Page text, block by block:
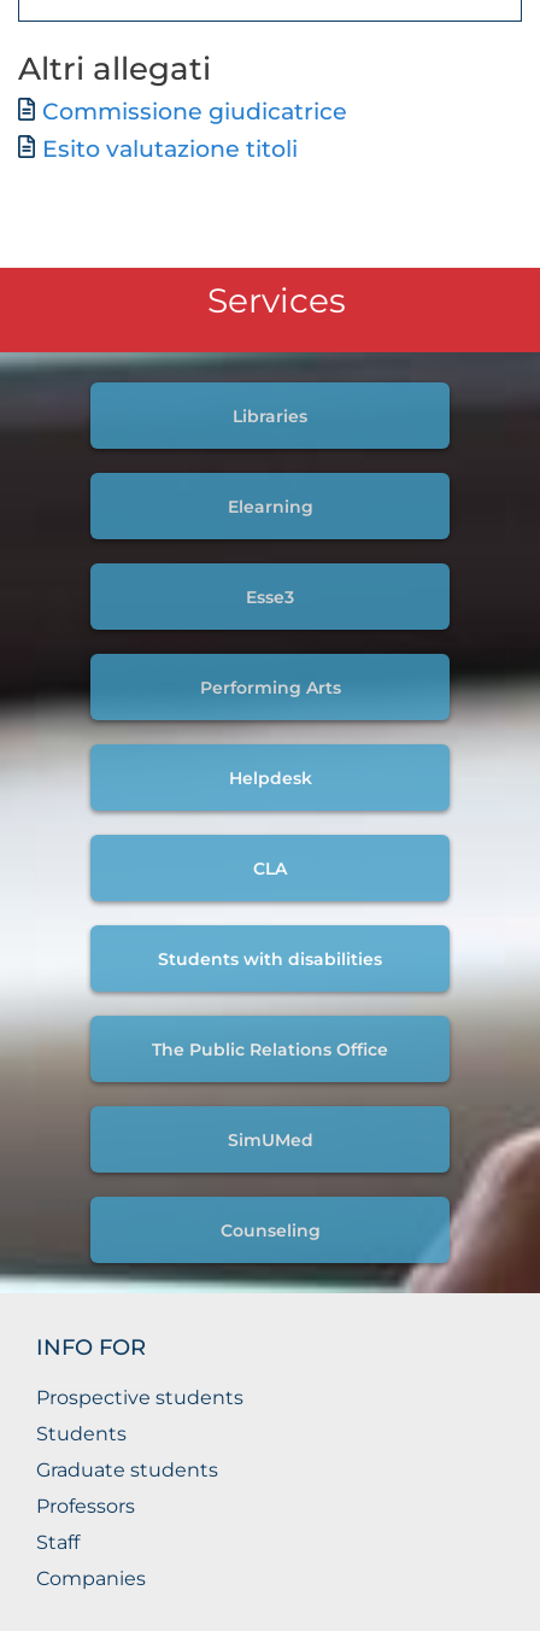
Altri allegati
Document
Commissione giudicatrice
Document
Esito valutazione titoli
Services
Libraries
Elearning
Esse3
Performing Arts
Helpdesk
CLA
Students with disabilities
The Public Relations Office
SimUMed
Counseling
INFO FOR
Prospective students
Students
Graduate students
Professors
Staff
Companies